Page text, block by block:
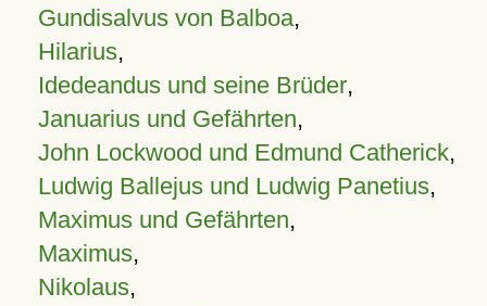
Gundisalvus von Balboa,
Hilarius,
Idedeandus und seine Brüder,
Januarius und Gefährten,
John Lockwood und Edmund Catherick,
Ludwig Ballejus und Ludwig Panetius,
Maximus und Gefährten,
Maximus,
Nikolaus,